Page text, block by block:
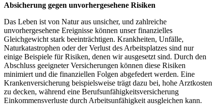
Absicherung gegen unvorhergesehene Risiken
Das Leben ist von Natur aus unsicher, und zahlreiche
unvorhergesehene Ereignisse können unser finanzielles
Gleichgewicht stark beeinträchtigen. Krankheiten, Unfälle,
Naturkatastrophen oder der Verlust des Arbeitsplatzes sind nur
einige Beispiele für Risiken, denen wir ausgesetzt sind. Durch den
Abschluss geeigneter Versicherungen können diese Risiken
minimiert und die finanziellen Folgen abgefedert werden. Eine
Krankenversicherung beispielsweise trägt dazu bei, hohe Arztkosten
zu decken, während eine Berufsunfähigkeitsversicherung
Einkommensverluste durch Arbeitsunfähigkeit ausgleichen kann.